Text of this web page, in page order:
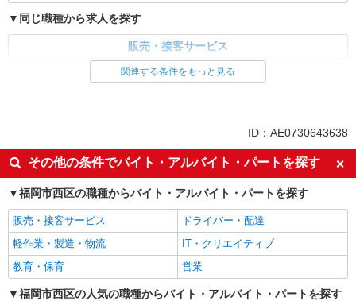
同じ職種から求人を探す
販売・接客サービス
同じ特徴から求人を探す
日払い
車通勤OK
交通費支給
社会保険あり
社員登用あり
関連する条件をもっと見る
ID：AE0730643638
その他の条件でバイト・アルバイト・パートを探す
福岡市西区の職種からバイト・アルバイト・パートを探す
販売・接客サービス
ドライバー・配達
軽作業・製造・物流
IT・クリエイティブ
教育・保育
営業
福岡市西区の人気の職種からバイト・アルバイト・パートを探す